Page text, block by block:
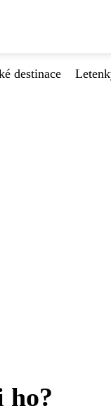
destinace
ho?